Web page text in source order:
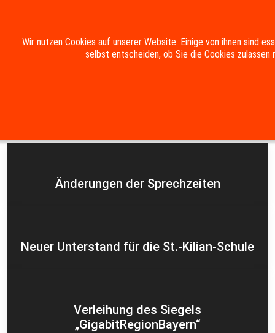
Impressum Datenschutzerklärung
Änderungen der Sprechzeiten
Neuer Unterstand für die St.-Kilian-Schule
Verleihung des Siegels
„GigabitRegionBayern“
Wir nutzen Cookies auf unserer Website. Einige von ihnen sind
selbst entscheiden, ob Sie die Cookies